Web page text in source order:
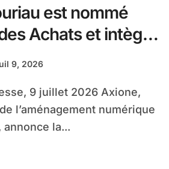
est nommé
Achats et intègre
d’Axione
9, 2026
l’aménagement numérique
la...